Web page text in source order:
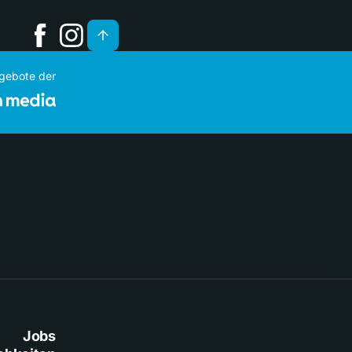
der
Jobs